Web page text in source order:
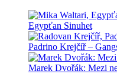
Egypťan Sinuhet
Padrino Krejčíř –
Marek Dvořák: Mezi